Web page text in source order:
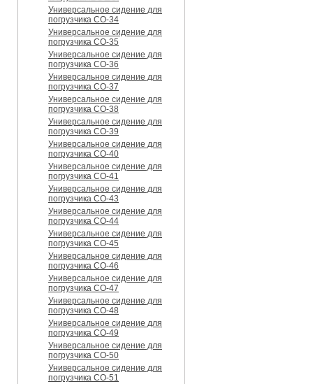
Универсальное сидение для
погрузчика CO-34
Универсальное сидение для
погрузчика CO-35
Универсальное сидение для
погрузчика CO-36
Универсальное сидение для
погрузчика CO-37
Универсальное сидение для
погрузчика CO-38
Универсальное сидение для
погрузчика CO-39
Универсальное сидение для
погрузчика CO-40
Универсальное сидение для
погрузчика CO-41
Универсальное сидение для
погрузчика CO-43
Универсальное сидение для
погрузчика CO-44
Универсальное сидение для
погрузчика CO-45
Универсальное сидение для
погрузчика CO-46
Универсальное сидение для
погрузчика CO-47
Универсальное сидение для
погрузчика CO-48
Универсальное сидение для
погрузчика CO-49
Универсальное сидение для
погрузчика CO-50
Универсальное сидение для
погрузчика CO-51